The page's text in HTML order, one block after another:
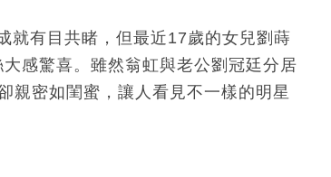
就有目共睹，但最近17歲的女兒劉蒔
感驚喜。雖然翁虹與老公劉冠廷分居
親密如閨蜜，讓人看見不一樣的明星